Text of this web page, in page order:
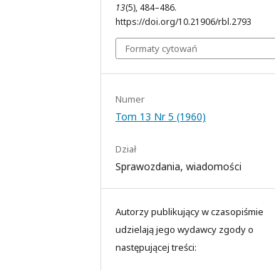
13(5), 484–486.
https://doi.org/10.21906/rbl.2793
Formaty cytowań
Numer
Tom 13 Nr 5 (1960)
Dział
Sprawozdania, wiadomości
Autorzy publikujący w czasopiśmie
udzielają jego wydawcy zgody o
następującej treści: